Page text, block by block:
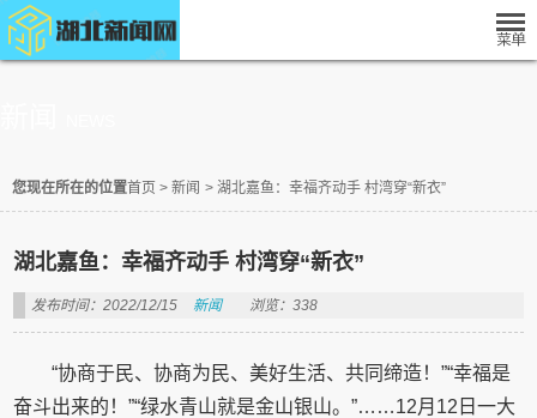
您现在所在的位置首页 > 新闻 > 湖北嘉鱼：幸福齐动手 村湾穿“新衣”
湖北嘉鱼：幸福齐动手 村湾穿“新衣”
发布时间：2022/12/15 新闻 浏览：338
“协商于民、协商为民、美好生活、共同缔造！”“幸福是
奋斗出来的！”“绿水青山就是金山银山。”……12月12日一大